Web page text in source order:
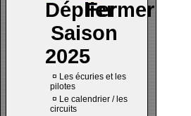
Saison
2025
¤ Les écuries et les
pilotes
¤ Le calendrier / les
circuits